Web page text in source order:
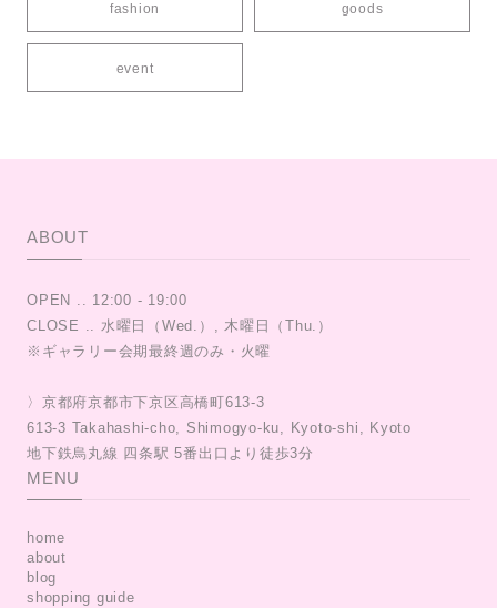
fashion goods
event
ABOUT
OPEN .. 12:00 - 19:00
CLOSE .. 水曜日（Wed.）, 木曜日（Thu.）
※ギャラリー会期最終週のみ・火曜
〉京都府京都市下京区高橋町613-3
613-3 Takahashi-cho, Shimogyo-ku, Kyoto-shi, Kyoto
MENU
home
about
blog
shopping guide